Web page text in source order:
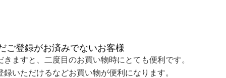
ご登録がお済みでないお客様
ますと、二度目のお買い物時にとても便利です。
いただけるなどお買い物が便利になります。